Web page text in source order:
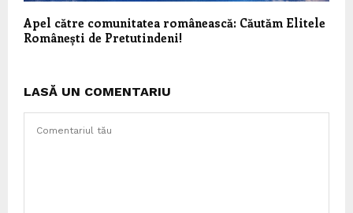
Apel către comunitatea românească: Căutăm Elitele
Românești de Pretutindeni!
LASĂ UN COMENTARIU